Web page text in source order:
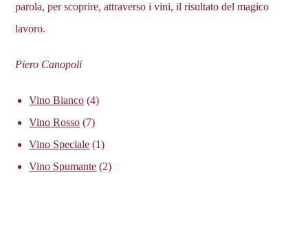
parola, per scoprire, attraverso i vini, il risultato del magico
lavoro.
Piero Canopoli
Vino Bianco 44
Vino Rosso 77
prodotti
Vino Speciale 11
prodotto
Vino Spumante 22